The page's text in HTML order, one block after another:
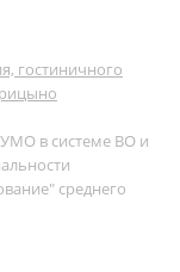
гостиничного
в системе ВО и
среднего